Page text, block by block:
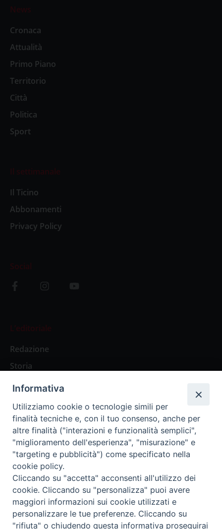
News
Cronaca
Attualità
Primo Piano
Territorio
Città
Politica
Sport
Il settimanale
Il Ticino
Abbonamenti
Privacy Policy
Social
L’editoriale
Redazione
Storia
Abbonamenti
Abbonamento Annuale Digitale
Abbonamento Annuale Cartaceo
Abbonamento Singola Copia Digitale
Redazione: Pavia, Piazza Duomo 11 - tel. 0382.24736 -
Informativa
Utilizziamo cookie o tecnologie simili per
finalità tecniche e, con il tuo consenso, anche per
altre finalità ("interazioni e funzionalità semplici",
"miglioramento dell'esperienza", "misurazione" e
"targeting e pubblicità") come specificato nella
cookie policy.
Cliccando su "accetta" acconsenti all'utilizzo dei
cookie. Cliccando su "personalizza" puoi avere
maggiori informazioni sui cookie utilizzati e
personalizzare le tue preferenze. Cliccando su
"rifiuta" o chiudendo questa informativa proseguirai